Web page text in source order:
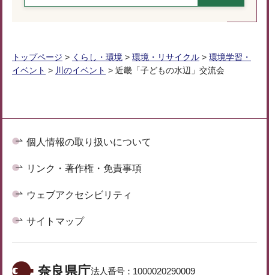
トップページ > くらし・環境 > 環境・リサイクル > 環境学習・
イベント > 川のイベント > 近畿「子どもの水辺」交流会
個人情報の取り扱いについて
リンク・著作権・免責事項
ウェブアクセシビリティ
サイトマップ
奈良県庁法人番号： 1000020290009